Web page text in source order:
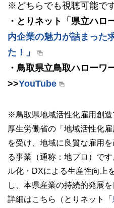
※どちらでも視聴可能です
・とりネット「県立ハロ
内企業の魅力が詰まった
た！」
・鳥取県立鳥取ハローワ
>>YouTube
※鳥取県地域活性化雇用創造
厚生労働省の「地域活性化
を受け、地域に良質な雇用
る事業（通称：地プロ）で
ル化・DXによる生産性向上
し、本県産業の持続的発展を
詳細はこちら（とりネット「